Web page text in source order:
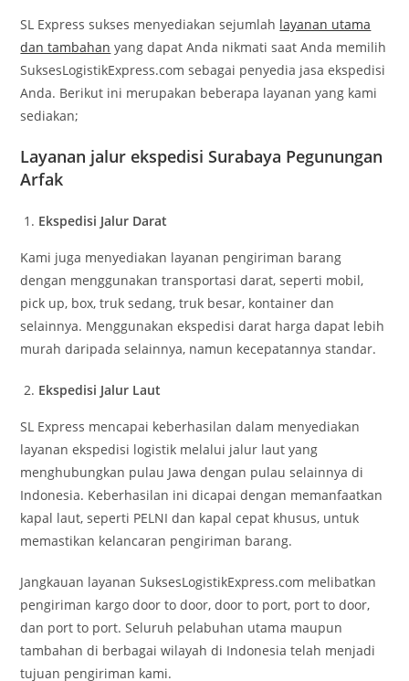
SL Express sukses menyediakan sejumlah layanan utama
dan tambahan yang dapat Anda nikmati saat Anda memilih
SuksesLogistikExpress.com sebagai penyedia jasa ekspedisi
Anda. Berikut ini merupakan beberapa layanan yang kami
sediakan;
Layanan jalur ekspedisi Surabaya Pegunungan
Arfak
Ekspedisi Jalur Darat
Kami juga menyediakan layanan pengiriman barang
dengan menggunakan transportasi darat, seperti mobil,
pick up, box, truk sedang, truk besar, kontainer dan
selainnya. Menggunakan ekspedisi darat harga dapat lebih
murah daripada selainnya, namun kecepatannya standar.
Ekspedisi Jalur Laut
SL Express mencapai keberhasilan dalam menyediakan
layanan ekspedisi logistik melalui jalur laut yang
menghubungkan pulau Jawa dengan pulau selainnya di
Indonesia. Keberhasilan ini dicapai dengan memanfaatkan
kapal laut, seperti PELNI dan kapal cepat khusus, untuk
memastikan kelancaran pengiriman barang.
Jangkauan layanan SuksesLogistikExpress.com melibatkan
pengiriman kargo door to door, door to port, port to door,
dan port to port. Seluruh pelabuhan utama maupun
tambahan di berbagai wilayah di Indonesia telah menjadi
tujuan pengiriman kami.